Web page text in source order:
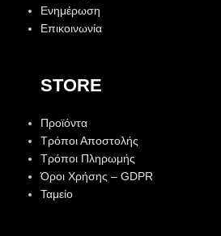
Ενημέρωση
Επικοινωνία
STORE
Προϊόντα
Τρόποι Αποστολής
Τρόποι Πληρωμής
Όροι Χρήσης – GDPR
Ταμείο